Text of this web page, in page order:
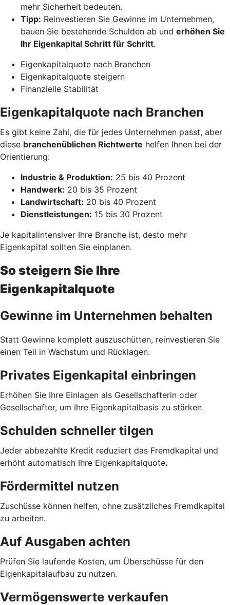
mehr Sicherheit bedeuten.
Tipp: Reinvestieren Sie Gewinne im Unternehmen,
bauen Sie bestehende Schulden ab und erhöhen Sie
Ihr Eigenkapital Schritt für Schritt.
Eigenkapitalquote nach Branchen
Eigenkapitalquote steigern
Finanzielle Stabilität
Eigenkapitalquote nach Branchen
Es gibt keine Zahl, die für jedes Unternehmen passt, aber
diese branchenüblichen Richtwerte helfen Ihnen bei der
Orientierung:
Industrie & Produktion: 25 bis 40 Prozent
Handwerk: 20 bis 35 Prozent
Landwirtschaft: 20 bis 40 Prozent
Dienstleistungen: 15 bis 30 Prozent
Je kapitalintensiver Ihre Branche ist, desto mehr
Eigenkapital sollten Sie einplanen.
So steigern Sie Ihre
Eigenkapitalquote
Gewinne im Unternehmen behalten
Statt Gewinne komplett auszuschütten, reinvestieren Sie
einen Teil in Wachstum und Rücklagen.
Privates Eigenkapital einbringen
Erhöhen Sie Ihre Einlagen als Gesellschafterin oder
Gesellschafter, um Ihre Eigenkapitalbasis zu stärken.
Schulden schneller tilgen
Jeder abbezahlte Kredit reduziert das Fremdkapital und
erhöht automatisch Ihre Eigenkapitalquote.
Fördermittel nutzen
Zuschüsse können helfen, ohne zusätzliches Fremdkapital
zu arbeiten.
Auf Ausgaben achten
Prüfen Sie laufende Kosten, um Überschüsse für den
Eigenkapitalaufbau zu nutzen.
Vermögenswerte verkaufen